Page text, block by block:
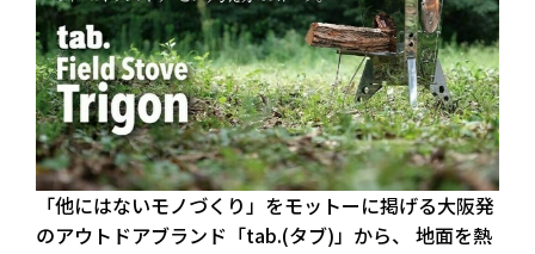
「他にはないモノづくり」をモットーに掲げる大阪発
のアウトドアブランド「tab.(タブ)」から、 地面を熱